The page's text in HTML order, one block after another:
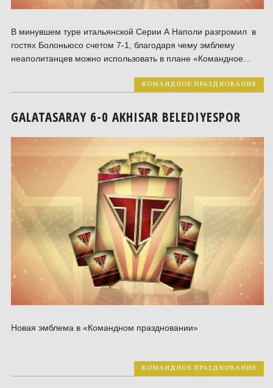
В минувшем туре итальянской Серии А Наполи разгромил в
гостях Болоньюсо счетом 7-1, благодаря чему эмблему
неаполитанцев можно использовать в плане «Командное...
КОМАНДНОЕ ПРАЗДНОВАНИЕ
GALATASARAY 6-0 AKHISAR BELEDIYESPOR
Новая эмблема в «Командном праздновании»
КОМАНДНОЕ ПРАЗДНОВАНИЕ